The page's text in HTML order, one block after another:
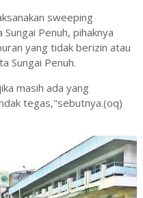
sweeping
Penuh, pihaknya
yang tidak berizin atau
Sungai Penuh.
masih ada yang
tegas,"sebutnya.(oq)